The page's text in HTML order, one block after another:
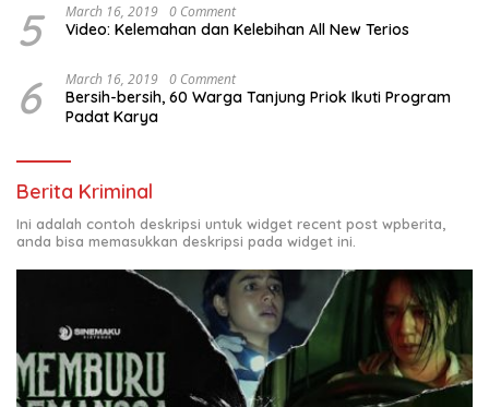
5 March 16, 2019 0 Comment
Video: Kelemahan dan Kelebihan All New Terios
6 March 16, 2019 0 Comment
Bersih-bersih, 60 Warga Tanjung Priok Ikuti Program
Padat Karya
Berita Kriminal
Ini adalah contoh deskripsi untuk widget recent post wpberita,
anda bisa memasukkan deskripsi pada widget ini.